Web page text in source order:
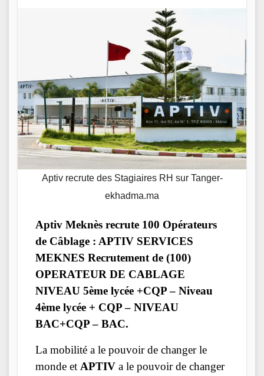
Aptiv recrute des Stagiaires RH sur Tanger-
ekhadma.ma
Aptiv Meknès recrute 100 Opérateurs
de Câblage : APTIV SERVICES
MEKNES Recrutement de (100)
OPERATEUR DE CABLAGE
NIVEAU 5ème lycée +CQP – Niveau
4ème lycée + CQP – NIVEAU
BAC+CQP – BAC.
La mobilité a le pouvoir de changer le
monde et APTIV a le pouvoir de changer